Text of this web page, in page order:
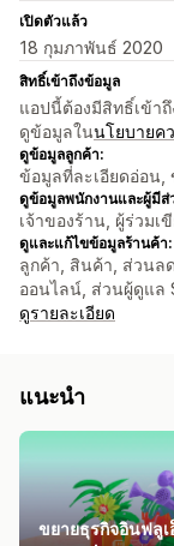
เปิดตัวแล้ว
18 กุมภาพันธ์ 2020
สิทธิ์เข้าถึงข้อมูล
แอปนี้ต้องมีสิทธิ์เข้า
ดูข้อมูลในนโยบายค
ดูข้อมูลลูกค้า:
ข้อมูลที่ละเอียดอ่อน
ดูข้อมูลพนักงานและผู้มีส่
เจ้าของร้าน, ผู้ร่วมเ
ดูและแก้ไขข้อมูลร้านค้า:
ลูกค้า, สินค้า, ส่วนล
ออนไลน์, ส่วนผู้ดูแล
ดูรายละเอียด
แนะนำ
ขยายธุรกิจอินฟลู